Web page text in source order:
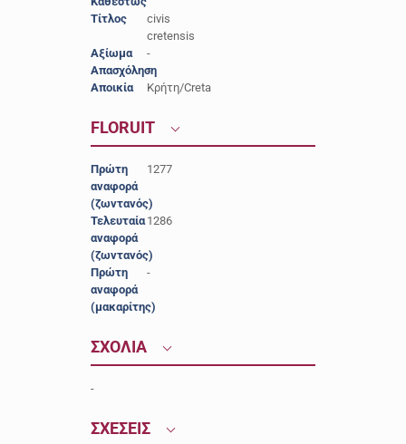
Τίτλος
civis
cretensis
Αξίωμα
-
Απασχόληση
-
Αποικία
Κρήτη/Creta
FLORUIT
Πρώτη
αναφορά
(ζωντανός)
1277
Τελευταία
αναφορά
(ζωντανός)
1286
Πρώτη
αναφορά
(μακαρίτης)
-
ΣΧΟΛΙΑ
-
ΣΧΕΣΕΙΣ